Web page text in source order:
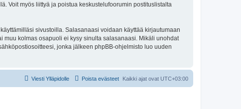
Voit myös liittyä ja poistua keskustelufoorumin postituslistalta
sivustoilla. Salasanaasi voidaan käyttää kirjautumaan
muu kolmas osapuoli ei kysy sinulta salasanaasi. Mikäli unohdat
jonka jälkeen phpBB-ohjelmisto luo uuden
Kaikki ajat ovat UTC+03:00
Poista evästeet
Viesti Ylläpidolle